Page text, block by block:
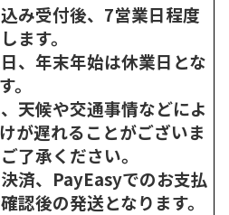
み受付後、7営業日程度
ます。
、年末年始は休業日とな
。
天候や交通事情などによ
が遅れることがございま
了承ください。
済、PayEasyでのお支払
認後の発送となります。